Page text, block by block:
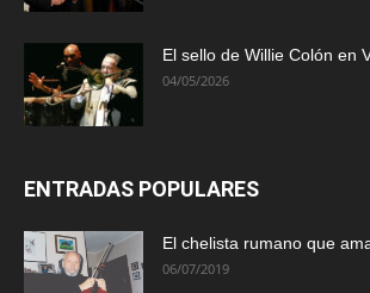
El sello de Willie Colón en
04/05/2026
ENTRADAS POPULARES
El chelista rumano que
06/07/2019